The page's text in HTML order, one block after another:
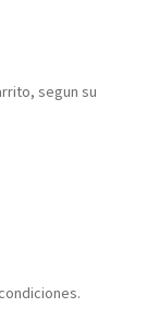
segun su